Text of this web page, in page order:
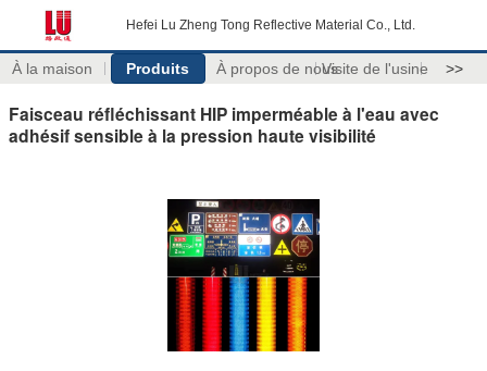
Hefei Lu Zheng Tong Reflective Material Co., Ltd.
À la maison Produits À propos de nousVisite de l'usine >>
Faisceau réfléchissant HIP imperméable à l'eau avec
adhésif sensible à la pression haute visibilité